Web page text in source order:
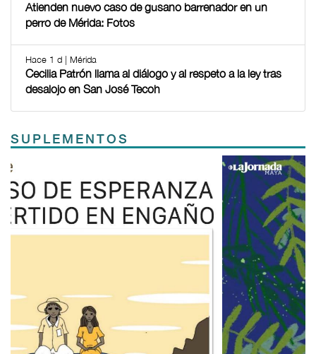
Atienden nuevo caso de gusano barrenador en un
perro de Mérida: Fotos
Hace 1 d | Mérida
Cecilia Patrón llama al diálogo y al respeto a la ley tras
desalojo en San José Tecoh
SUPLEMENTOS